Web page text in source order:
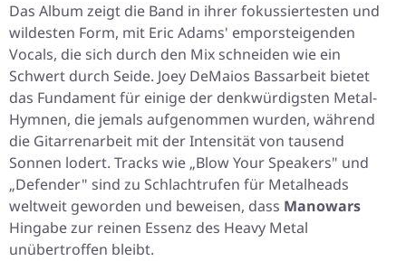
Das Album zeigt die Band in ihrer fokussiertesten und
wildesten Form, mit Eric Adams' emporsteigenden
Vocals, die sich durch den Mix schneiden wie ein
Schwert durch Seide. Joey DeMaios Bassarbeit bietet
das Fundament für einige der denkwürdigsten Metal-
Hymnen, die jemals aufgenommen wurden, während
die Gitarrenarbeit mit der Intensität von tausend
Sonnen lodert. Tracks wie „Blow Your Speakers" und
„Defender" sind zu Schlachtrufen für Metalheads
weltweit geworden und beweisen, dass Manowars
Hingabe zur reinen Essenz des Heavy Metal
unübertroffen bleibt.